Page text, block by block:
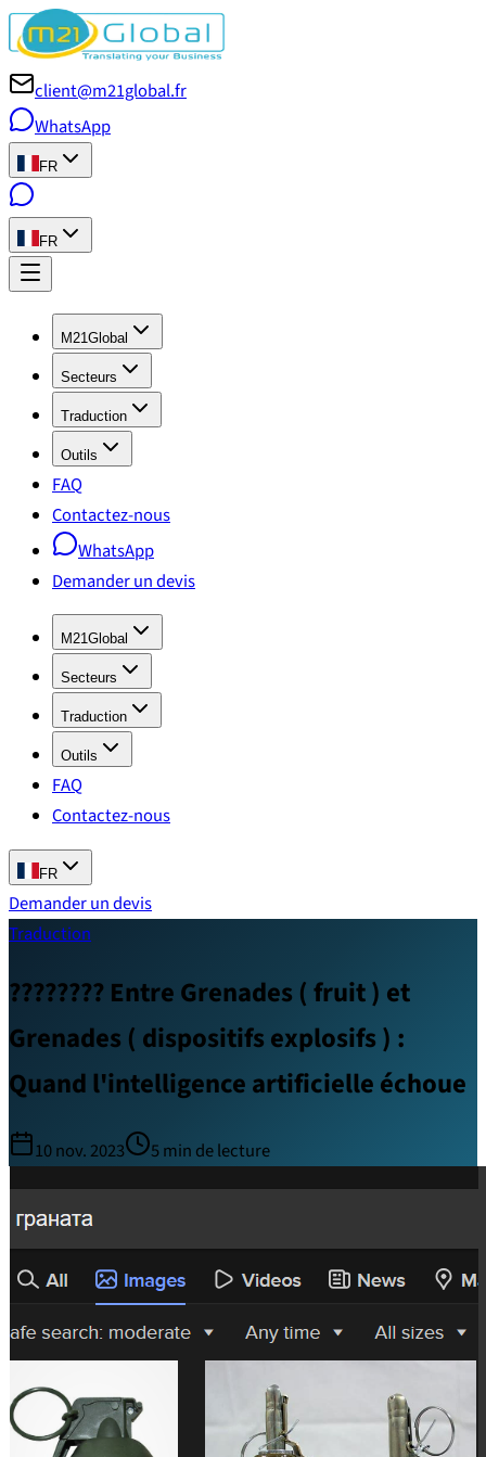
client@m21global.fr
WhatsApp
FR
FR
M21Global
Secteurs
Traduction
Outils
FAQ
Contactez-nous
WhatsApp
Demander un devis
M21Global
Secteurs
Traduction
Outils
FAQ
Contactez-nous
FR
Demander un devis
Traduction
???????? Entre Grenades ( fruit ) et
Grenades ( dispositifs explosifs ) :
Quand l'intelligence artificielle échoue
10 nov. 2023 5min de lecture